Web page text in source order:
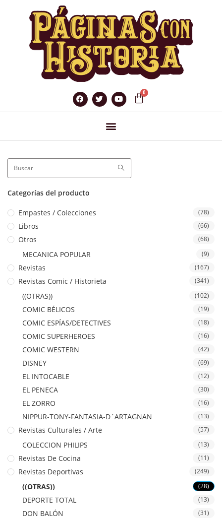
Categorías del producto
Empastes / Colecciones (78)
Libros (66)
Otros (68)
MECANICA POPULAR (9)
Revistas (167)
Revistas Comic / Historieta (341)
((OTRAS)) (102)
COMIC BÉLICOS (19)
COMIC ESPÍAS/DETECTIVES (18)
COMIC SUPERHEROES (16)
COMIC WESTERN (42)
DISNEY (69)
EL INTOCABLE (12)
EL PENECA (30)
EL ZORRO (16)
NIPPUR-TONY-FANTASIA-D´ARTAGNAN (13)
Revistas Culturales / Arte (57)
COLECCION PHILIPS (13)
Revistas De Cocina (11)
Revistas Deportivas (249)
((OTRAS)) (28)
DEPORTE TOTAL (13)
DON BALÓN (31)